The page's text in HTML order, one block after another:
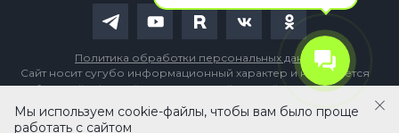
Сайт носит сугубо информационный характер и не является
публичной офертой, определяемой Статьей 437 (2) ГК РФ
Политика обработки персональных данных
В корзину
Мы используем cookie-файлы, чтобы вам было проще
работать с сайтом